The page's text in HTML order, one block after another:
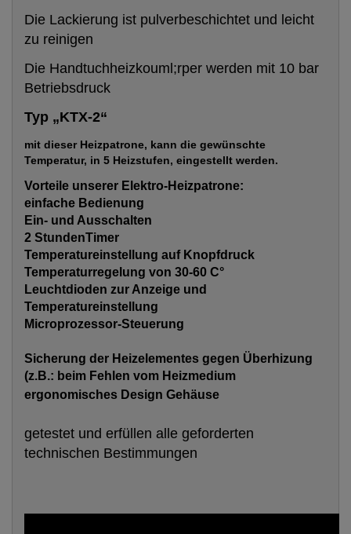
Die Lackierung ist pulverbeschichtet und leicht
zu reinigen
Die Handtuchheizkouml;rper werden mit 10 bar
Betriebsdruck
Typ „KTX-2“
mit dieser Heizpatrone, kann die gewünschte
Temperatur, in 5 Heizstufen, eingestellt werden.
Vorteile unserer Elektro-Heizpatrone:
einfache Bedienung
Ein- und Ausschalten
2 StundenTimer
Temperatureinstellung auf Knopfdruck
Temperaturregelung von 30-60 C°
Leuchtdioden zur Anzeige und
Temperatureinstellung
Microprozessor-Steuerung
Sicherung der Heizelementes gegen Überhizung
(z.B.: beim Fehlen vom Heizmedium
ergonomisches Design Gehäuse
getestet und erfüllen alle geforderten
technischen Bestimmungen